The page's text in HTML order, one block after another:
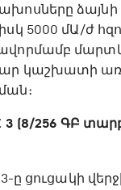
5000 մԱ/ժ
կաշխատի
3 (8/256 ԳԲ
3-ը ցուցակի